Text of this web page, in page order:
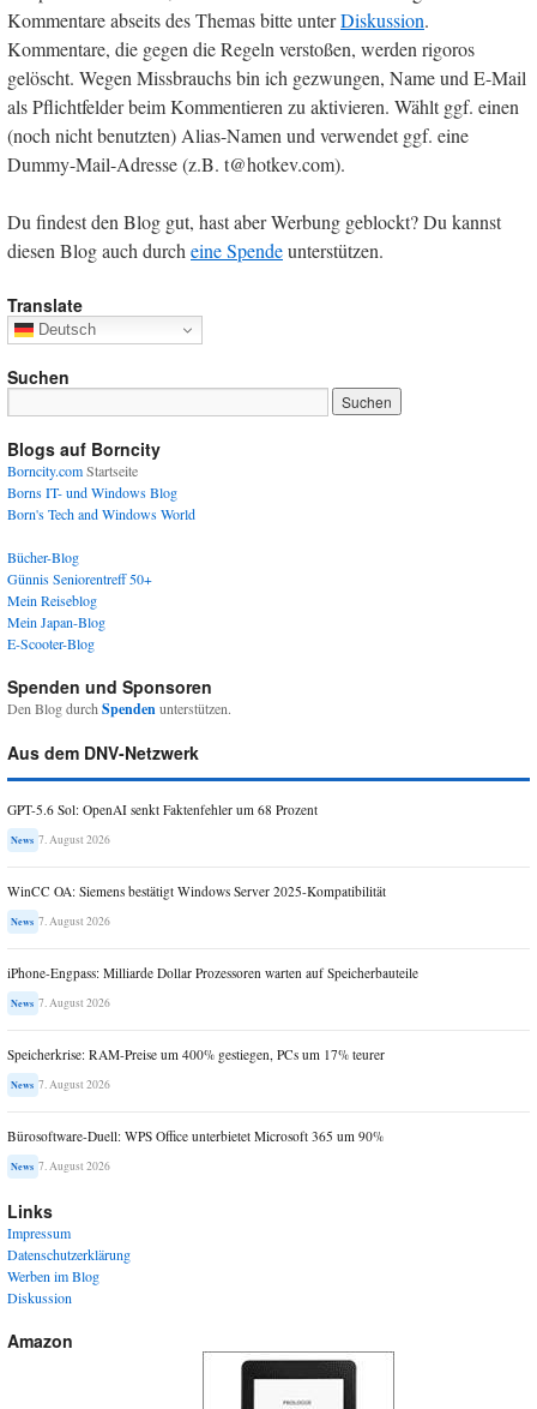
Kommentare abseits des Themas bitte unterDiskussion.
Kommentare, die gegen die Regeln verstoßen, werden rigoros
gelöscht. Wegen Missbrauchs bin ich gezwungen, Name und E-Mail
als Pflichtfelder beim Kommentieren zu aktivieren. Wählt ggf. einen
(noch nicht benutzten) Alias-Namen und verwendet ggf. eine
Dummy-Mail-Adresse (z.B. t@hotkev.com).
Du findest den Blog gut, hast aber Werbung geblockt? Du kannst
diesen Blog auch durch eine Spendeunterstützen.
Translate
Deutsch
Suchen
Blogs auf Borncity
Borncity.comStartseite
Borns IT- und Windows Blog
Born's Tech and Windows World
Bücher-Blog
Günnis Seniorentreff 50+
Mein Reiseblog
Mein Japan-Blog
E-Scooter-Blog
Spenden und Sponsoren
Den Blog durch Spendenunterstützen.
Aus dem DNV-Netzwerk
GPT-5.6 Sol: OpenAI senkt Faktenfehler um 68 Prozent
News 7. August 2026
WinCC OA: Siemens bestätigt Windows Server 2025-Kompatibilität
News 7. August 2026
iPhone-Engpass: Milliarde Dollar Prozessoren warten auf Speicherbauteile
News 7. August 2026
Speicherkrise: RAM-Preise um 400% gestiegen, PCs um 17% teurer
News 7. August 2026
Bürosoftware-Duell: WPS Office unterbietet Microsoft 365 um 90%
News 7. August 2026
Links
Impressum
Datenschutzerklärung
Werben im Blog
Diskussion
Amazon